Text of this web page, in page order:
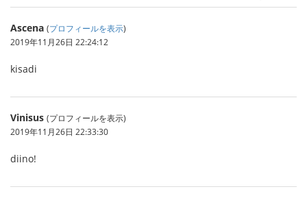
Ascena (プロフィールを表示)
2019年11月26日 22:24:12
kisadi
Vinisus (プロフィールを表示)
2019年11月26日 22:33:30
diino!